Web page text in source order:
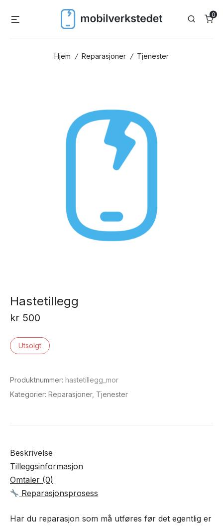
Search
0
Hjem / Reparasjoner / Tjenester
Hastetillegg
kr 500
Utsolgt
Produktnummer: hastetillegg_mor
Kategorier: Reparasjoner, Tjenester
Beskrivelse
Tilleggsinformasjon
Omtaler (0)
Reparasjonsprosess
Har du reparasjon som må utføres før det egentlig er